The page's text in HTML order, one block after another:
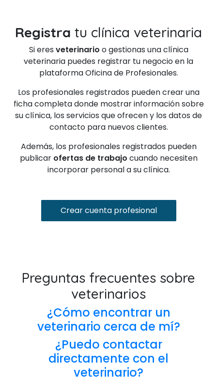
Registra tu clínica veterinaria
Si eres veterinario o gestionas una clínica
veterinaria puedes registrar tu negocio en la
plataforma Oficina de Profesionales.
Los profesionales registrados pueden crear una
ficha completa donde mostrar información sobre
su clínica, los servicios que ofrecen y los datos de
contacto para nuevos clientes.
Además, los profesionales registrados pueden
publicar ofertas de trabajo cuando necesiten
incorporar personal a su clínica.
Crear cuenta profesional
Preguntas frecuentes sobre
veterinarios
¿Cómo encontrar un
veterinario cerca de mí?
¿Puedo contactar
directamente con el
veterinario?